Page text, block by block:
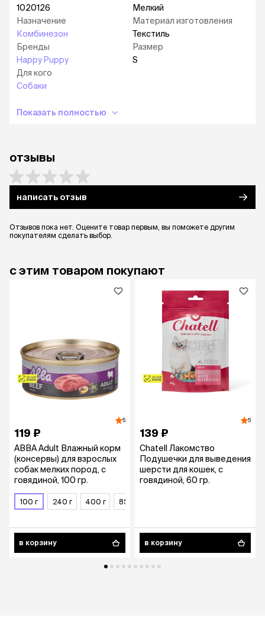
1020126
Назначение
Комбинезон
Бренды
Happy Puppy
Для кого
Собаки
Мелкий
Материал изготовления
Текстиль
Размер
S
Показать полностью
отзывы
написать отзыв
Отзывов пока нет. Оцените товар первым, вы поможете другим
покупателям сделать выбор.
с этим товаром покупают
5
119 ₽
АВВА Adult Влажный корм
(консервы) для взрослых
собак мелких пород, с
говядиной, 100 гр.
100 г 240 г 400 г 850 г
в корзину
5
139 ₽
Chatell Лакомство
Подушечки для выведения
шерсти для кошек, с
говядиной, 60 гр.
в корзину